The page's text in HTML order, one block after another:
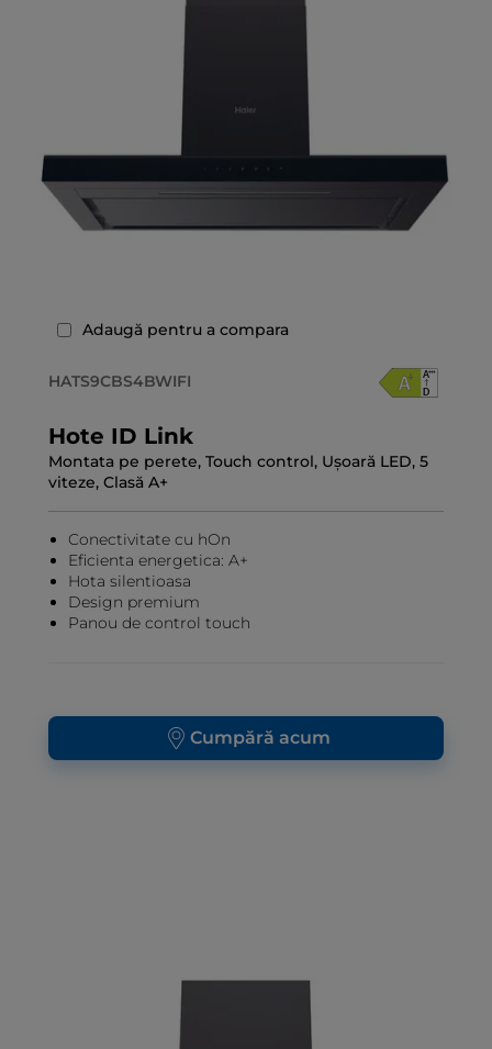
Adaugă pentru a compara
HATS9CBS4BWIFI
Hote ID Link
Montata pe perete, Touch control, Ușoară LED, 5
viteze, Clasă A+
Conectivitate cu hOn
Eficienta energetica: A+
Hota silentioasa
Design premium
Panou de control touch
Cumpără acum